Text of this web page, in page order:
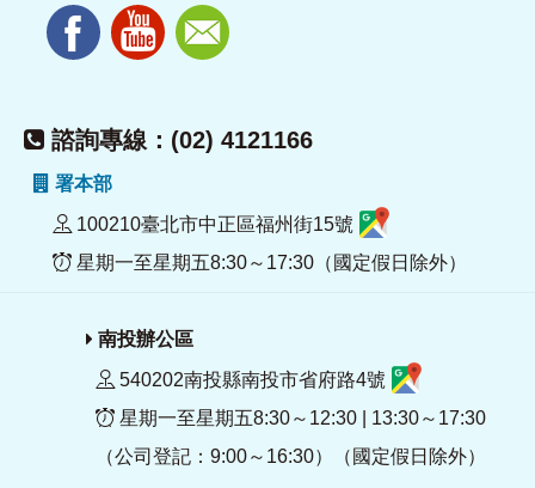
諮詢專線：(02) 4121166
署本部
100210臺北市中正區福州街15號
星期一至星期五8:30～17:30（國定假日除外）
南投辦公區
540202南投縣南投市省府路4號
星期一至星期五8:30～12:30 | 13:30～17:30
（公司登記：9:00～16:30）（國定假日除外）